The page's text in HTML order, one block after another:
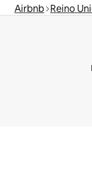
Airbnb Reino